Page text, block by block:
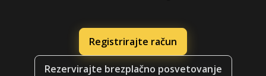
Registrirajte račun
Rezervirajte brezplačno posvetovanje